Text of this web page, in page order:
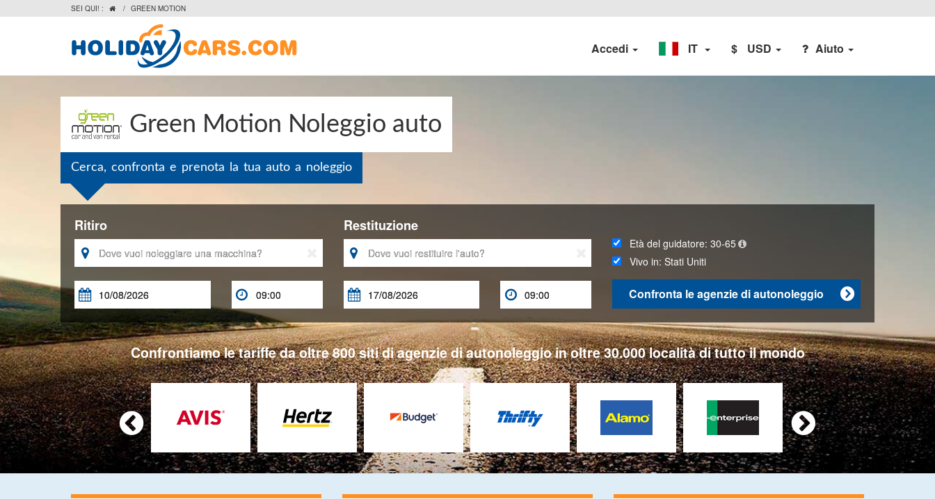
SEI QUI! :  / GREEN MOTION
Accedi IT $ USD Aiuto
Green Motion Noleggio auto
Cerca, confronta e prenota la tua auto a noleggio
Ritiro

 
Restituzione

 
Età del guidatore:30-65
Vivo in:Stati Uniti

Confronta le agenzie di autonoleggio
Confrontiamo le tariffe da oltre 800 siti di agenzie di autonoleggio in oltre 30.000 località di tutto il mondo
 